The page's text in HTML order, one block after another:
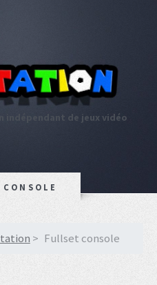
indépendant de jeux vidéo
Fullset console